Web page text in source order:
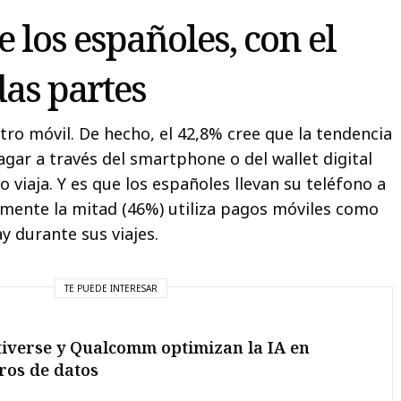
los españoles, con el
partes
móvil. De hecho, el 42,8% cree que la tendencia
a través del smartphone o del wallet digital
viaja. Y es que los españoles llevan su teléfono a
la mitad (46%) utiliza pagos móviles como
durante sus viajes.
TE PUEDE INTERESAR
y Qualcomm optimizan la IA en
de datos